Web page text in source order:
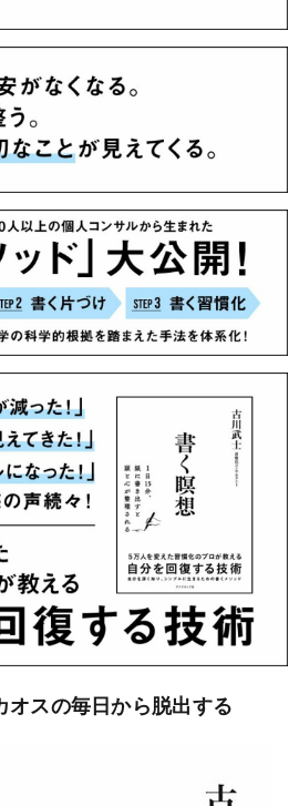
スの毎日から脱出する